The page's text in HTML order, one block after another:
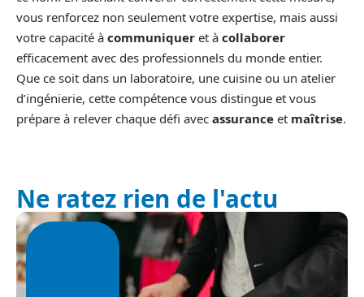
vous renforcez non seulement votre expertise, mais aussi
votre capacité à communiquer et à collaborer
efficacement avec des professionnels du monde entier.
Que ce soit dans un laboratoire, une cuisine ou un atelier
d’ingénierie, cette compétence vous distingue et vous
prépare à relever chaque défi avec assurance et maîtrise.
Ne ratez rien de l'actu